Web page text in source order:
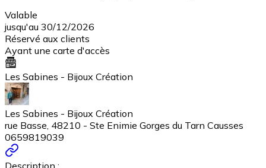
Valable
jusqu'au 30/12/2026
Réservé aux clients
Ayant une carte d'accès
Les Sabines - Bijoux Création
Les Sabines - Bijoux Création
rue Basse, 48210 - Ste Enimie Gorges du Tarn Causses
0659819039
Description :